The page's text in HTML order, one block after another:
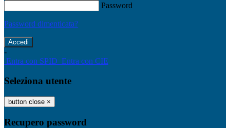
Password
Password dimenticata?
-
Entra con SPID Entra con CIE
Seleziona utente
button close ×
Recupero password